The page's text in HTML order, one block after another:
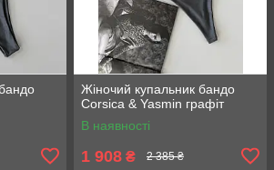
Жіночий купальник бандо
Corsica & Yasmin графіт
В наявності
1 908 ₴ 2 385 ₴